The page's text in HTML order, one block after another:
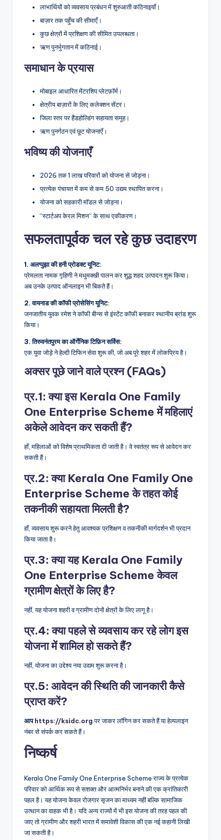
लाभार्थियों को व्यवसाय प्रबंधन में शुरुआती कठिनाइयाँ।
बाज़ार तक पहुँच की सीमाएँ।
कुछ क्षेत्रों में प्रशिक्षण की सीमित उपलब्धता।
ऋण पुनर्भुगतान में कठिनाई।
समाधान के प्रयास
मोबाइल आधारित मेंटरशिप प्लेटफ़ॉर्म।
क्षेत्रीय बाज़ारों के लिए कलेक्शन सेंटर।
जिला स्तर पर हैंडहोल्डिंग सहायता समूह।
ऋण पुनर्गठन एवं छूट योजनाएँ।
भविष्य की योजनाएँ
2026 तक 1 लाख परिवारों को योजना से जोड़ना।
प्रत्येक पंचायत में कम से कम 50 उद्यम स्थापित करना।
योजना को सहकारी मॉडल से जोड़ना।
“स्टार्टअप केरल मिशन” के साथ एकीकरण।
सफलतापूर्वक चल रहे कुछ उदाहरण
1. अलप्पुझा की हनी प्रोडक्ट यूनिट:
प्रेमलता नामक गृहिणी ने मधुमक्खी पालन कर शुद्ध शहद उत्पादन शुरू किया।
अब उनके उत्पाद ऑनलाइन भी बिकते हैं।
2. वायनाड की कॉफी प्रोसेसिंग यूनिट:
जनजातीय युवक रमेश ने कॉफी बीन्स से इंस्टेंट कॉफी बनाकर स्थानीय ब्रांड शुरू
किया।
3. तिरुवनंतपुरम का ऑर्गेनिक टिफ़िन सर्विस:
एक युवा जोड़े ने हेल्दी टिफिन सेवा शुरू की, जो अब पूरे शहर में लोकप्रिय है।
अक्सर पूछे जाने वाले प्रश्न (FAQs)
प्र.1: क्या इस Kerala One Family
One Enterprise Scheme में महिलाएं
अकेले आवेदन कर सकती हैं?
हाँ, महिलाओं को विशेष प्राथमिकता दी जाती है। वे स्वतंत्र रूप से आवेदन कर
सकती हैं।
प्र.2: क्या Kerala One Family One
Enterprise Scheme के तहत कोई
तकनीकी सहायता मिलती है?
हाँ, व्यवसाय शुरू करने हेतु आवश्यक प्रशिक्षण व तकनीकी मार्गदर्शन भी प्रदान
किया जाता है।
प्र.3: क्या यह Kerala One Family
One Enterprise Scheme केवल
ग्रामीण क्षेत्रों के लिए है?
नहीं, यह योजना शहरी व ग्रामीण दोनों क्षेत्रों के लिए लागू है।
प्र.4: क्या पहले से व्यवसाय कर रहे लोग इस
योजना में शामिल हो सकते हैं?
नहीं, योजना का उद्देश्य नया उद्यम शुरू करना है।
प्र.5: आवेदन की स्थिति की जानकारी कैसे
प्राप्त करें?
आपhttps://ksidc.orgपर जाकर लॉगिन कर सकते हैं या हेल्पलाइन
नंबर से संपर्क कर सकते हैं।
निष्कर्ष
Kerala One Family One Enterprise Scheme राज्य के प्रत्येक
परिवार को आर्थिक रूप से सशक्त और आत्मनिर्भर बनाने की एक क्रांतिकारी
पहल है। यह योजना केवल रोजगार सृजन का माध्यम नहीं बल्कि सामाजिक
उत्थान का वाहक भी है। यदि अन्य राज्यों में भी इस योजना की तरह पहल की
जाए तो ग्रामीण और शहरी भारत में समावेशी विकास की एक नई कहानी लिखी
जा सकती है।